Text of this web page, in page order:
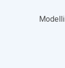
Modelli